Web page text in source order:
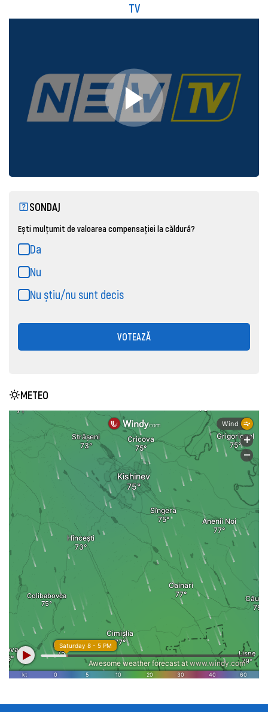
TV
SONDAJ
Ești mulțumit de valoarea compensației la căldură?
Da
Nu
Nu știu/nu sunt decis
VOTEAZĂ
METEO